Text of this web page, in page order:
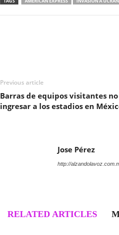
Previous article
Barras de equipos visitantes
ingresar a los estadios en
Jose Pérez
http://
RELATED ARTICLES